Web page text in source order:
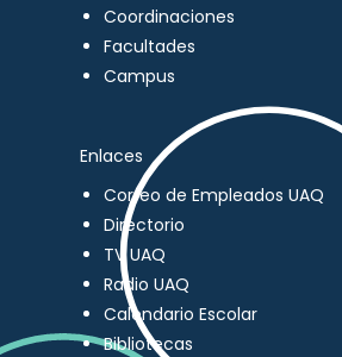
Coordinaciones
Facultades
Campus
Enlaces
Correo de Empleados UAQ
Directorio
TV UAQ
Radio UAQ
Calendario Escolar
Bibliotecas